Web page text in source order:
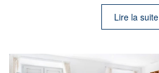
Lire la suite